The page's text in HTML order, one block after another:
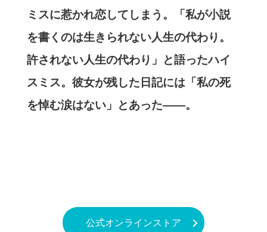
ミスに惹かれ恋してしまう。「私が小説
を書くのは生きられない人生の代わり。
許されない人生の代わり」と語ったハイ
スミス。彼女が残した日記には「私の死
を悼む涙はない」とあった――。
公式オンラインストア